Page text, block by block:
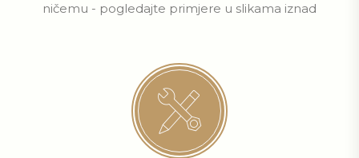
ničemu - pogledajte primjere u slikama iznad